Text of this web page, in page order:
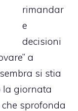
rimandar
e
decisioni
a
si stia
la giornata
sprofonda